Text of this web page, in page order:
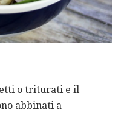
o triturati e il
abbinati a